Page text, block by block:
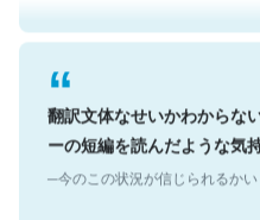
翻訳文体なせいかわからな
ーの短編を読んだような気
─今のこの状況が信じられるか